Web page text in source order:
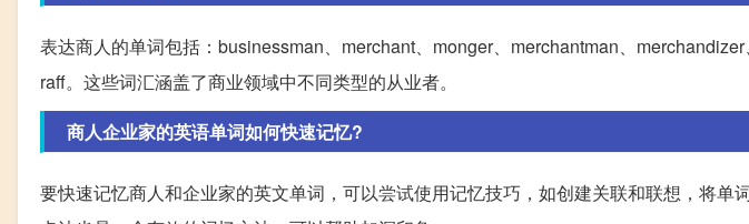
表达商人的单词包括：businessman、merchant、monger、merchantman、
raff。这些词汇涵盖了商业领域中不同类型的从业者。
商人企业家的英语单词如何快速记忆?
要快速记忆商人和企业家的英文单词，可以尝试使用记忆技巧，如创建关联和联想，将单